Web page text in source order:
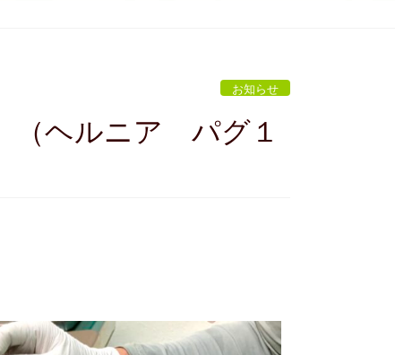
お知らせ